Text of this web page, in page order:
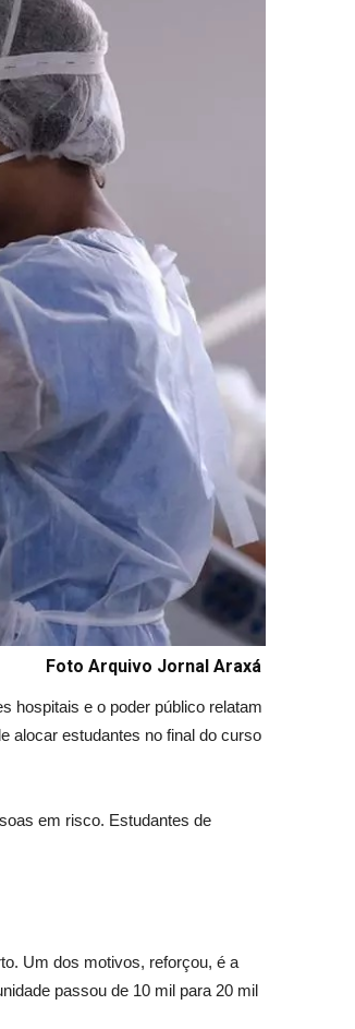
Foto Arquivo Jornal Araxá
hospitais e o poder público relatam
alocar estudantes no final do curso
em risco. Estudantes de
Um dos motivos, reforçou, é a
passou de 10 mil para 20 mil